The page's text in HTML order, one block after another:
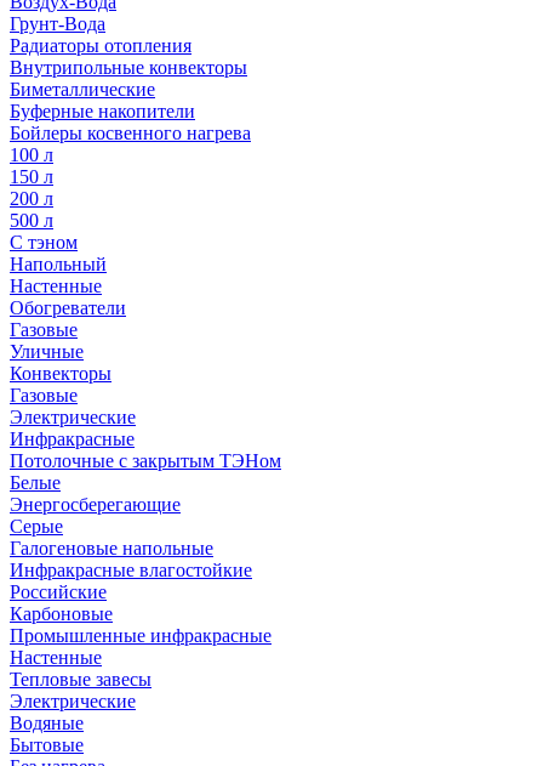
Грунт-Вода
Радиаторы отопления
Внутрипольные конвекторы
Биметаллические
Буферные накопители
Бойлеры косвенного нагрева
100 л
150 л
200 л
500 л
С тэном
Напольный
Настенные
Обогреватели
Газовые
Уличные
Конвекторы
Газовые
Электрические
Инфракрасные
Потолочные с закрытым ТЭНом
Белые
Энергосберегающие
Серые
Галогеновые напольные
Инфракрасные влагостойкие
Российские
Карбоновые
Промышленные инфракрасные
Настенные
Тепловые завесы
Электрические
Водяные
Бытовые